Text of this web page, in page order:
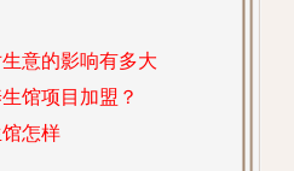
意的影响有多大
馆项目加盟？
怎样